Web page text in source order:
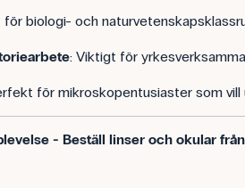
för biologi- och
: Viktigt för
för mikroskopentusiaster som vill
- Beställ linser och okular